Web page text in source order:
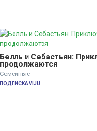
Белль и Себастьян:
продолжаются
Семейные
ПОДПИСКА VIJU